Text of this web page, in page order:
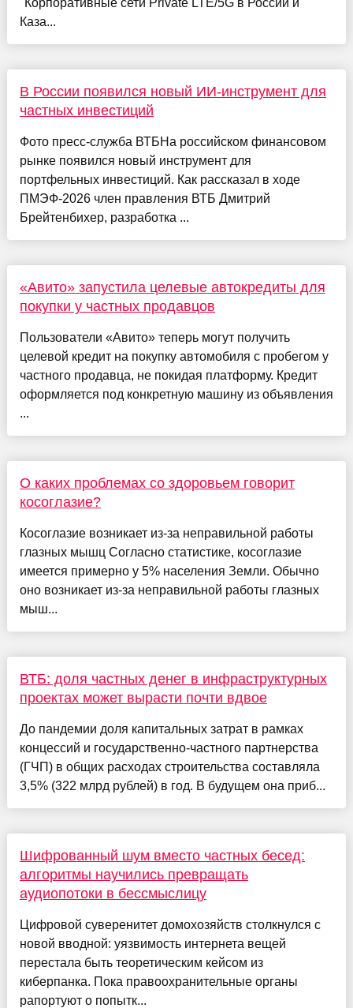
Каза...
В России появился новый ИИ-инструмент для
частных инвестиций
Фото пресс-служба ВТБНа российском финансовом
рынке появился новый инструмент для
портфельных инвестиций. Как рассказал в ходе
ПМЭФ-2026 член правления ВТБ Дмитрий
Брейтенбихер, разработка ...
«Авито» запустила целевые автокредиты для
покупки у частных продавцов
Пользователи «Авито» теперь могут получить
целевой кредит на покупку автомобиля с пробегом у
частного продавца, не покидая платформу. Кредит
оформляется под конкретную машину из объявления
...
О каких проблемах со здоровьем говорит
косоглазие?
Косоглазие возникает из-за неправильной работы
глазных мышц Согласно статистике, косоглазие
имеется примерно у 5% населения Земли. Обычно
оно возникает из-за неправильной работы глазных
мыш...
ВТБ: доля частных денег в инфраструктурных
проектах может вырасти почти вдвое
До пандемии доля капитальных затрат в рамках
концессий и государственно-частного партнерства
(ГЧП) в общих расходах строительства составляла
3,5% (322 млрд рублей) в год. В будущем она приб...
Шифрованный шум вместо частных бесед:
алгоритмы научились превращать
аудиопотоки в бессмыслицу
Цифровой суверенитет домохозяйств столкнулся с
новой вводной: уязвимость интернета вещей
перестала быть теоретическим кейсом из
киберпанка. Пока правоохранительные органы
рапортуют о попытк...